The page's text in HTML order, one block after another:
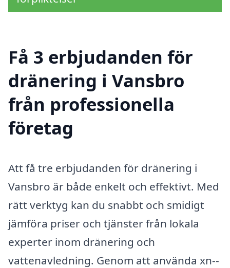
Få 3 erbjudanden för
dränering i Vansbro
från professionella
företag
Att få tre erbjudanden för dränering i
Vansbro är både enkelt och effektivt. Med
rätt verktyg kan du snabbt och smidigt
jämföra priser och tjänster från lokala
experter inom dränering och
vattenavledning. Genom att använda xn--